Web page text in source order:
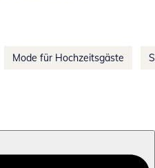
Mode für Hochzeitsgäste